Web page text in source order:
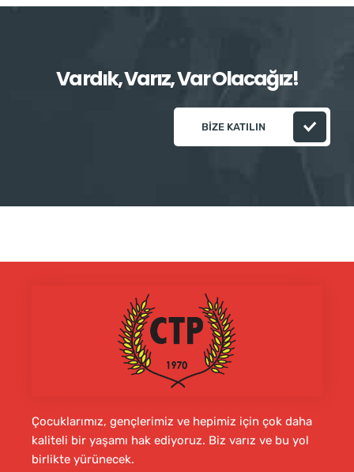
Vardık, Varız, Var Olacağız!
BIZE KATILIN
Çocuklarımız, gençlerimiz ve hepimiz için çok daha
kaliteli bir yaşamı hak ediyoruz. Biz varız ve bu yol
birlikte yürünecek.